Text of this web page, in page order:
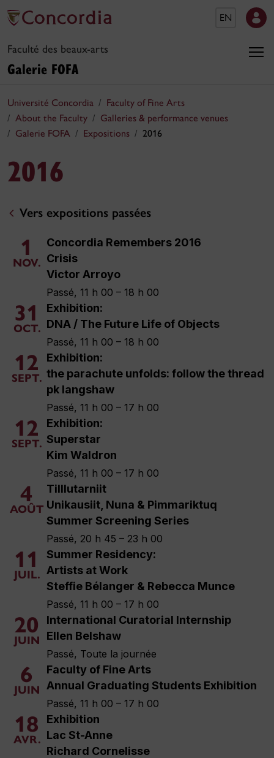
EN
Faculté des beaux-arts
Galerie FOFA
Université Concordia
Faculty of Fine Arts
About the Faculty
Galleries & performance venues
Galerie FOFA
Expositions 2016
2016
Vers expositions passées
1
NOV.
Concordia Remembers 2016
Crisis
Victor Arroyo
Passé, 11 h 00 – 18 h 00
31
OCT.
Exhibition:
DNA / The Future Life of Objects
Passé, 11 h 00 – 18 h 00
12
SEPT.
Exhibition:
the parachute unfolds: follow the thread
pk langshaw
Passé, 11 h 00 – 17 h 00
12
SEPT.
Exhibition:
Superstar
Kim Waldron
Passé, 11 h 00 – 17 h 00
4
AOÛT
Tilllutarniit
Unikausiit, Nuna & Pimmariktuq
Summer Screening Series
Passé, 20 h 45 – 23 h 00
11
JUIL.
Summer Residency:
Artists at Work
Steffie Bélanger & Rebecca Munce
Passé, 11 h 00 – 17 h 00
20
JUIN
International Curatorial Internship
Ellen Belshaw
Passé, Toute la journée
6
JUIN
Faculty of Fine Arts
Annual Graduating Students Exhibition
Passé, 11 h 00 – 17 h 00
18
AVR.
Exhibition
Lac St-Anne
Richard Cornelisse